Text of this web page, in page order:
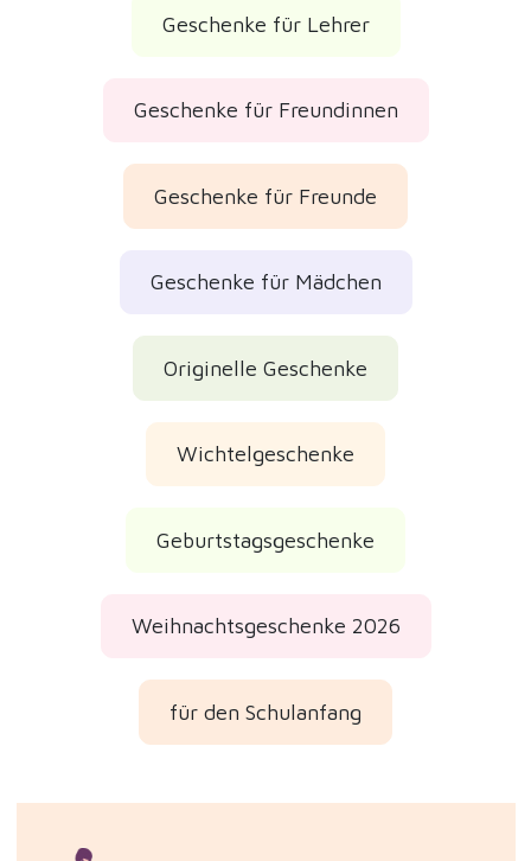
Geschenke für Lehrer
Geschenke für Freundinnen
Geschenke für Freunde
Geschenke für Mädchen
Originelle Geschenke
Wichtelgeschenke
Geburtstagsgeschenke
Weihnachtsgeschenke 2026
für den Schulanfang